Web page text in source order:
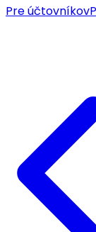
Pre účtovníkov